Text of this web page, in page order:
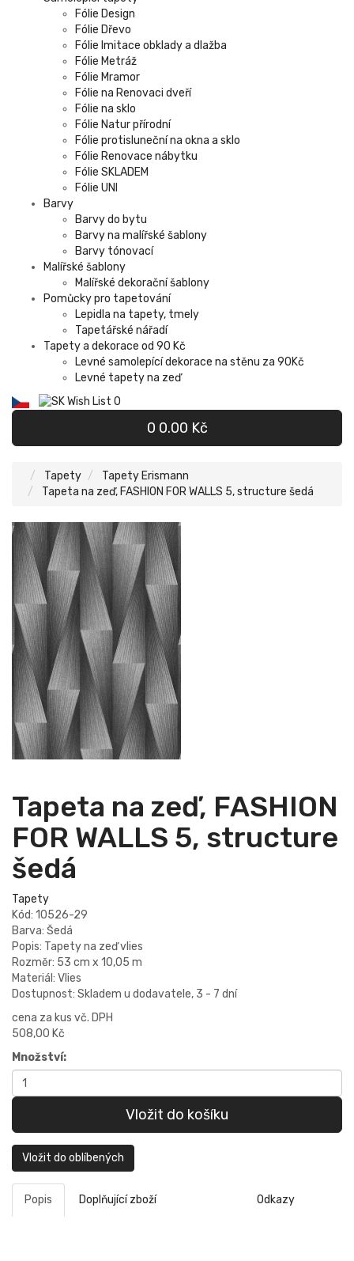
Fólie Design
Fólie Dřevo
Fólie Imitace obklady a dlažba
Fólie Metráž
Fólie Mramor
Fólie na Renovaci dveří
Fólie na sklo
Fólie Natur přírodní
Fólie protisluneční na okna a sklo
Fólie Renovace nábytku
Fólie SKLADEM
Fólie UNI
Barvy
Barvy do bytu
Barvy na malířské šablony
Barvy tónovací
Malířské šablony
Malířské dekorační šablony
Pomůcky pro tapetování
Lepidla na tapety, tmely
Tapetářské nářadí
Tapety a dekorace od 90 Kč
Levné samolepící dekorace na stěnu za 90Kč
Levné tapety na zeď
Wish List 0
0 0.00 Kč
Tapety
Tapety Erismann
Tapeta na zeď, FASHION FOR WALLS 5, structure šedá
Tapeta na zeď, FASHION
FOR WALLS 5, structure
šedá
Tapety
Kód: 10526-29
Barva: Šedá
Popis: Tapety na zeď vlies
Rozměr: 53 cm x 10,05 m
Materiál: Vlies
Dostupnost: Skladem u dodavatele, 3 - 7 dní
cena za kus vč. DPH
508,00 Kč
Množství:
Vložit do oblíbených
Popis Doplňující zboží Odkazy